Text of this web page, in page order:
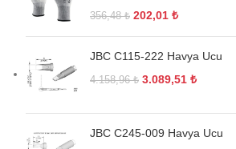
356,48₺ 202,01 ₺
JBC C115-222 Havya Ucu
4.158,96₺ 3.089,51 ₺
JBC C245-009 Havya Ucu